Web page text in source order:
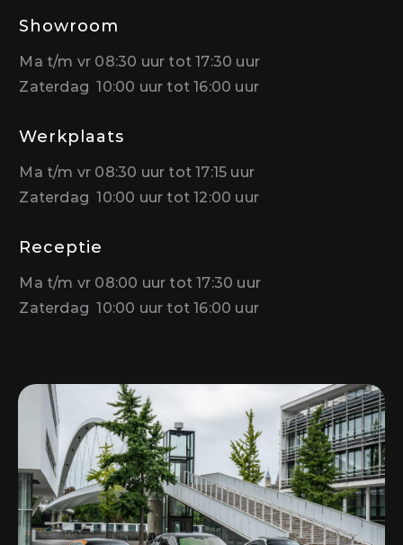
Showroom
Ma t/m vr 08:30 uur tot 17:30 uur
Zaterdag 10:00 uur tot 16:00 uur
Werkplaats
Ma t/m vr 08:30 uur tot 17:15 uur
Zaterdag 10:00 uur tot 12:00 uur
Receptie
Ma t/m vr 08:00 uur tot 17:30 uur
Zaterdag 10:00 uur tot 16:00 uur